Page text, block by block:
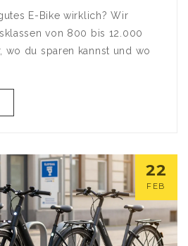
E-Bike wirklich? Wir
von 800 bis 12.000
wo du sparen kannst und wo
22
FEB